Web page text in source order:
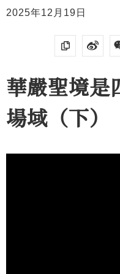
2025年12月19日
華嚴聖境是
場域（下）